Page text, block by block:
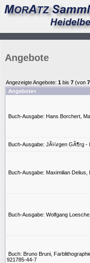
Angebote
Angezeigte Angebote: 1 bis 7 (von 7
Angebote+
Buch-Ausgabe: Hans Borchert,
Buch-Ausgabe: JÃ¼rgen GÃ¶rg -
Buch-Ausgabe: Maximilian Delius,
Buch-Ausgabe: Wolfgang
Buch: Bruno Bruni,
921785-44-7